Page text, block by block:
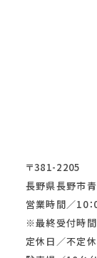
〒381-2205
長野県長野市
営業時間／10
※最終受付時間
定休日／不定休